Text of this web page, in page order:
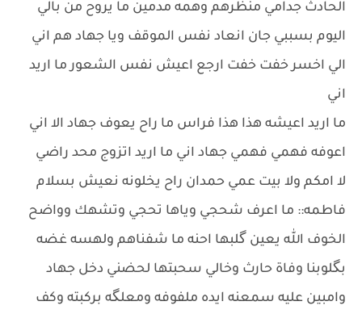
الحادث جدامي منظرهم وهمه مدمين ما يروح من بالي
اليوم بسببي جان انعاد نفس الموقف ويا جهاد هم اني
الي اخسر خفت خفت ارجع اعيش نفس الشعور ما اريد
اني
ما اريد اعيشه هذا هذا فراس ما راح يعوف جهاد الا اني
اعوفه فهمي فهمي جهاد اني ما اريد اتزوج محد راضي
لا امكم ولا بيت عمي حمدان راح يخلونه نعيش بسلام
فاطمه:: ما اعرف شحجي وياها تحجي وتشهك وواضح
الخوف الله يعين گلبها احنه ما شفناهم ولهسه غضه
بگلوبنا وفاة حارث وخالي سحبتها لحضني دخل جهاد
وامبين عليه سمعنه ايده ملفوفه ومعلگه بركبته وكف